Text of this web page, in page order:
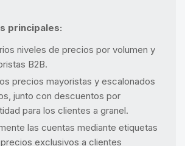
principales:
niveles de precios por volumen y
B2B.
precios mayoristas y escalonados
junto con descuentos por
para los clientes a granel.
las cuentas mediante etiquetas
exclusivos a clientes